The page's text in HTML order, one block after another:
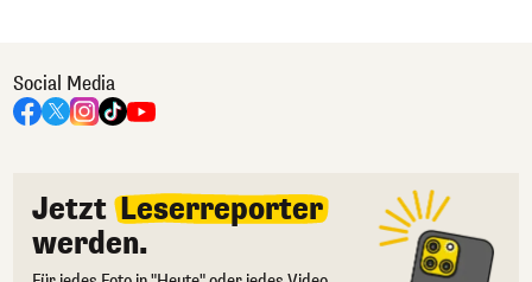
Social Media
Jetzt Leserreporter
werden.